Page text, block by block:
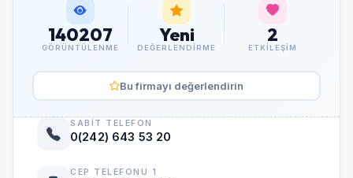
140207
GÖRÜNTÜLENME
Yeni
DEĞERLENDIRME
2
ETKILEŞIM
Bu firmayı değerlendirin
SABIT TELEFON
0(242) 643 53 20
CEP TELEFONU 1